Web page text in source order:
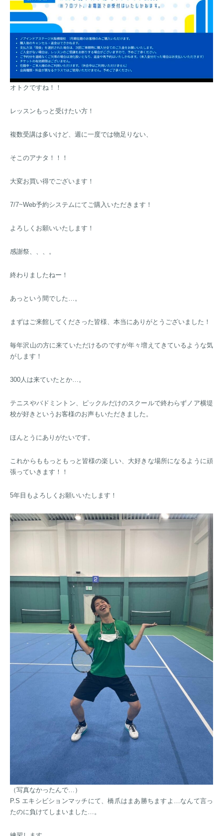
オトクですね！！
レッスンもっと受けたい方！
複数受講は多いけど、週に一度では物足りない、
そこのアナタ！！！
大変お買い得でございます！
7/7~Web予約システムにてご購入いただきます！
よろしくお願いいたします！
感謝祭、、、。
終わりましたねー！
あっという間でした…。
まずはご来館してくださった皆様、本当にありがとうございました！
毎年沢山の方に来ていただけるのですが年々増えてきているような気
がします！
300人は来ていたとか…。
テニスやバドミントン、ピックルだけのスクールで終わらずノア横堤
校が好きというお客様のお声もいただきました。
ほんとうにありがたいです。
これからももっともっと皆様の楽しい、大好きな場所になるように頑
張っていきます！！
5年目もよろしくお願いいたします！
（写真なかったんで…）
P.S エキシビションマッチにて、橋爪はまあ勝ちますよ…なんて言っ
たのに負けてしまいました…。